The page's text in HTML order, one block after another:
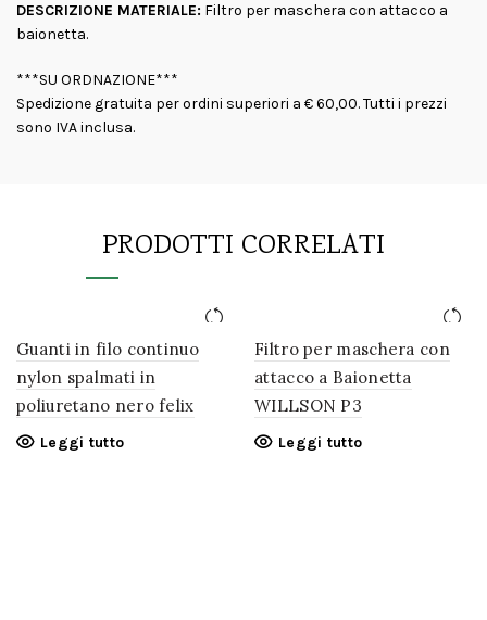
DESCRIZIONE MATERIALE: Filtro per maschera con attacco a
baionetta.
***SU ORDNAZIONE***
Spedizione gratuita per ordini superiori a € 60,00. Tutti i prezzi
sono IVA inclusa.
PRODOTTI CORRELATI
Guanti in filo continuo
nylon spalmati in
poliuretano nero felix
Leggi tutto
Filtro per maschera con
attacco a Baionetta
WILLSON P3
Leggi tutto